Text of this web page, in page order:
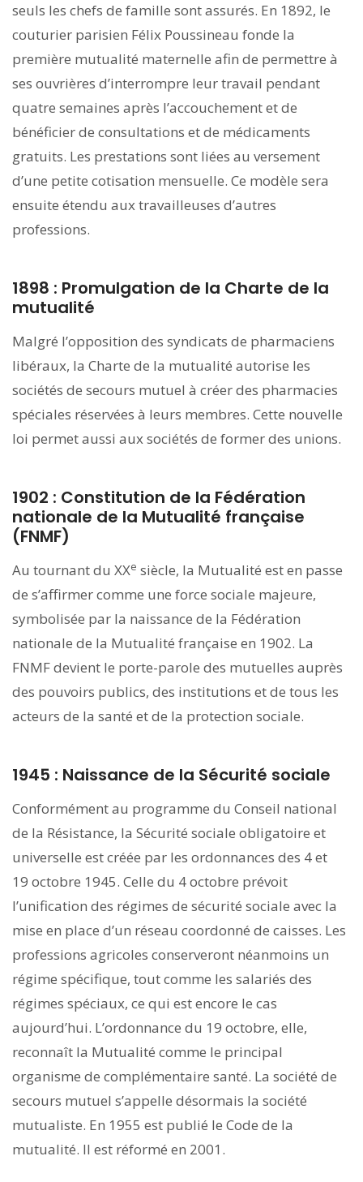
seuls les chefs de famille sont assurés. En 1892, le
couturier parisien Félix Poussineau fonde la
première mutualité maternelle afin de permettre à
ses ouvrières d’interrompre leur travail pendant
quatre semaines après l’accouchement et de
bénéficier de consultations et de médicaments
gratuits. Les prestations sont liées au versement
d’une petite cotisation mensuelle. Ce modèle sera
ensuite étendu aux travailleuses d’autres
professions.
1898 : Promulgation de la Charte de la
mutualité
Malgré l’opposition des syndicats de pharmaciens
libéraux, la Charte de la mutualité autorise les
sociétés de secours mutuel à créer des pharmacies
spéciales réservées à leurs membres. Cette nouvelle
loi permet aussi aux sociétés de former des unions.
1902 : Constitution de la Fédération
nationale de la Mutualité française
(FNMF)
Au tournant du XXe siècle, la Mutualité est en passe
de s’affirmer comme une force sociale majeure,
symbolisée par la naissance de la Fédération
nationale de la Mutualité française en 1902. La
FNMF devient le porte-parole des mutuelles auprès
des pouvoirs publics, des institutions et de tous les
acteurs de la santé et de la protection sociale.
1945 : Naissance de la Sécurité sociale
Conformément au programme du Conseil national
de la Résistance, la Sécurité sociale obligatoire et
universelle est créée par les ordonnances des 4 et
19 octobre 1945. Celle du 4 octobre prévoit
l’unification des régimes de sécurité sociale avec la
mise en place d’un réseau coordonné de caisses. Les
professions agricoles conserveront néanmoins un
régime spécifique, tout comme les salariés des
régimes spéciaux, ce qui est encore le cas
aujourd’hui. L’ordonnance du 19 octobre, elle,
reconnaît la Mutualité comme le principal
organisme de complémentaire santé. La société de
secours mutuel s’appelle désormais la société
mutualiste. En 1955 est publié le Code de la
mutualité. Il est réformé en 2001.